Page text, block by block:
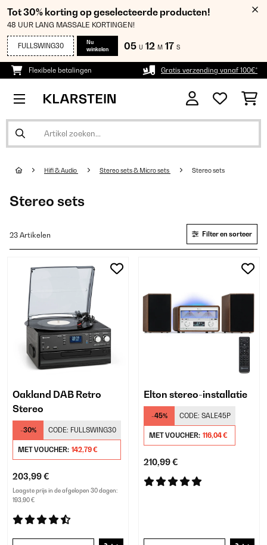
Tot 30% korting op geselecteerde producten!
48 UUR LANG MASSALE KORTINGEN!
FULLSWING30
Nu
winkelen
05 U 12 M 16 S
Flexibele betalingen Gratis verzending vanaf 100€*
Hifi & Audio Stereo sets & Micro sets Stereo sets
Stereo sets
23 Artikelen Filter en sorteer
Oakland DAB Retro
Stereo
-30% CODE: FULLSWING30
MET VOUCHER: 142,79 €
203,99 €
Laagste prijs in de afgelopen 30 dagen:
193,90 €
Elton stereo-installatie
-45% CODE: SALE45P
MET VOUCHER: 116,04 €
210,99 €